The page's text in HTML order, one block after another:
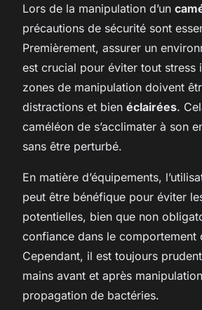
Lors de la manipulation d’un
précautions de sécurité sont
Premièrement, assurer un
est crucial pour éviter tout stress
zones de manipulation doivent
distractions et bien éclairées.
caméléon de s’acclimater à son
sans être perturbé.
En matière d’équipements,
peut être bénéfique pour éviter
potentielles, bien que non
confiance dans le comportement
Cependant, il est toujours
mains avant et après
propagation de bactéries.